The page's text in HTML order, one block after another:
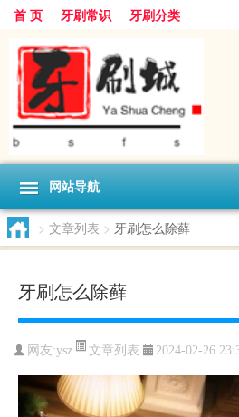
首 页 牙刷常识 牙刷分类
网站导航
> 文章列表 > 牙刷怎么除藓
牙刷怎么除藓
网友:ysz 文章列表 2024-02-26